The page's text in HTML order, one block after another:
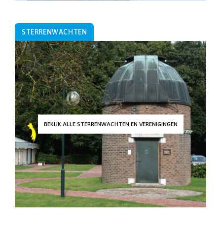
STERRENWACHTEN
BEKIJK ALLE STERRENWACHTEN EN VERENIGINGEN